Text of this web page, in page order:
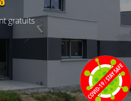
gratuits